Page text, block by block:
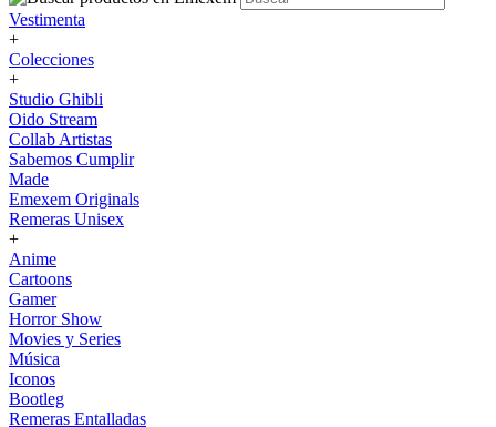
Vestimenta
+
Colecciones
+
Studio Ghibli
Oido Stream
Collab Artistas
Sabemos Cumplir
Made
Emexem Originals
Remeras Unisex
+
Anime
Cartoons
Gamer
Horror Show
Movies y Series
Música
Iconos
Bootleg
Remeras Entalladas